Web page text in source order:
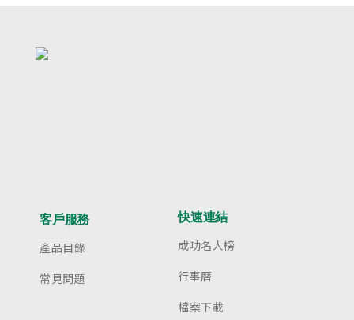
客戶服務
產品目錄
常見問題
快速連結
成功名人榜
行事曆
檔案下載